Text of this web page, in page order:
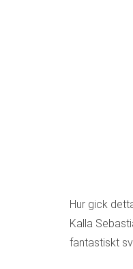
Hur gick
Kalla
fantastiskt